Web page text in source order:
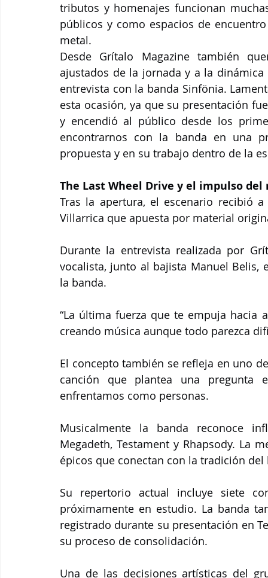
tributos y homenajes funcionan
públicos y como espacios de
metal.
Desde Grítalo Magazine también
ajustados de la jornada y a la
entrevista con la banda Sinfönia.
esta ocasión, ya que su presentación
y encendió al público desde los
encontrarnos con la banda en una
propuesta y en su trabajo dentro de la
The Last Wheel Drive y el impulso
Tras la apertura, el escenario recibió
Villarrica que apuesta por material
Durante la entrevista realizada por
vocalista, junto al bajista Manuel Belis,
la banda.
“La última fuerza que te empuja hacia
creando música aunque todo parezca
El concepto también se refleja en uno
canción que plantea una pregunta
enfrentamos como personas.
Musicalmente la banda reconoce
Megadeth, Testament y Rhapsody. La
épicos que conectan con la tradición
Su repertorio actual incluye siete
próximamente en estudio. La banda
registrado durante su presentación en
su proceso de consolidación.
Una de las decisiones artísticas del